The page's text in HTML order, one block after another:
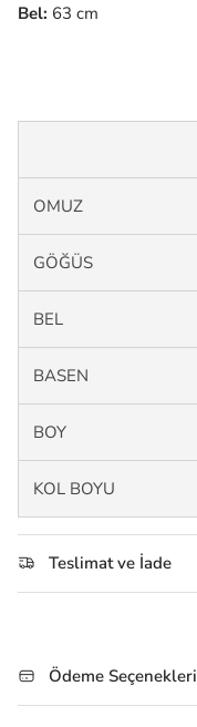
Bel: 63 cm
OMUZ
GÖĞÜS
BEL
BASEN
BOY
KOL BOYU
Teslimat ve İade
Ödeme Seçenekleri